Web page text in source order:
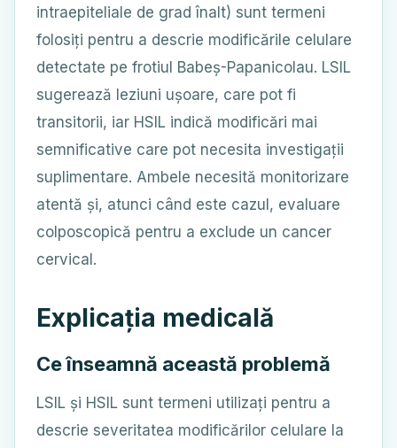
intraepiteliale de grad înalt) sunt termeni
folosiți pentru a descrie modificările celulare
detectate pe frotiul Babeș-Papanicolau. LSIL
sugerează leziuni ușoare, care pot fi
transitorii, iar HSIL indică modificări mai
semnificative care pot necesita investigații
suplimentare. Ambele necesită monitorizare
atentă și, atunci când este cazul, evaluare
colposcopică pentru a exclude un cancer
cervical.
Explicația medicală
Ce înseamnă această problemă
LSIL și HSIL sunt termeni utilizați pentru a
descrie severitatea modificărilor celulare la